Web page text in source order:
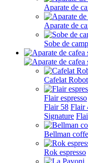
Aparate de
Aparate de
Sobe de
Cafelat Robot
Flair espresso
Flair 58 Flair
Signature
Bellman
Rok espresso